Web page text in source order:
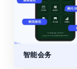
智能会务